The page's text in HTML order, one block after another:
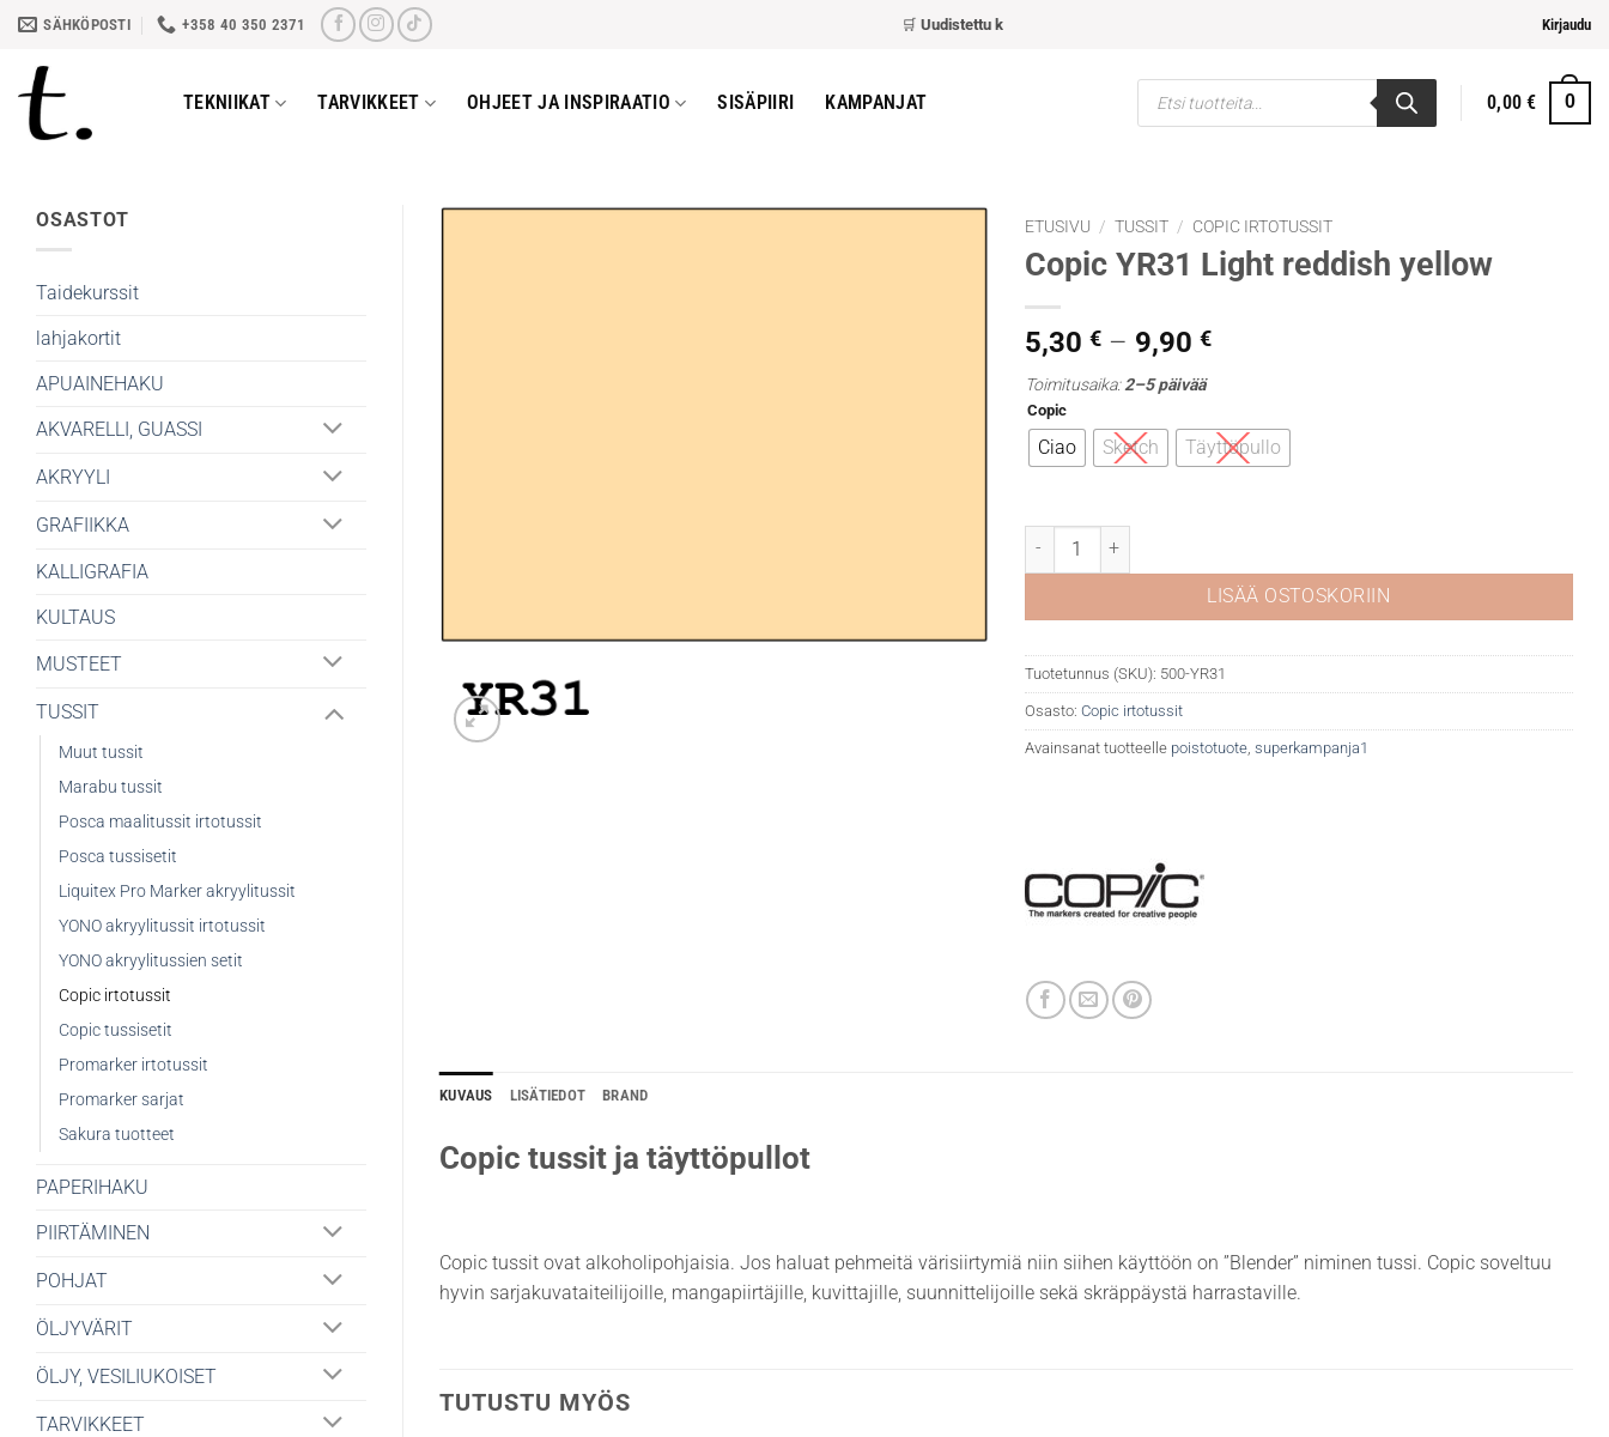
Skip
content
SÄHKÖPOSTI +358 40 350 2371 Uudistettu kassa Kirjaudu
TEKNIIKAT TARVIKKEET OHJEET JA INSPIRAATIO SISÄPIIRI KAMPANJAT
Products
search
0,00€ 0
OSASTOT
Taidekurssit
lahjakortit
APUAINEHAKU
AKVARELLI, GUASSI
AKRYYLI
GRAFIIKKA
KALLIGRAFIA
KULTAUS
MUSTEET
TUSSIT
Muut tussit
Marabu tussit
Posca maalitussit irtotussit
Posca tussisetit
Liquitex Pro Marker akryylitussit
YONO akryylitussit irtotussit
YONO akryylitussien setit
Copic irtotussit
Copic tussisetit
Promarker irtotussit
Promarker sarjat
Sakura tuotteet
PAPERIHAKU
PIIRTÄMINEN
POHJAT
ÖLJYVÄRIT
ÖLJY, VESILIUKOISET
TARVIKKEET
ETUSIVU / TUSSIT / COPIC IRTOTUSSIT
Copic YR31 Light reddish yellow
5,30 € – 9,90 €Hintaluokka:
9,90 €
Toimitusaika:2–5 päivää
Copic
Ciao Sketch Täyttöpullo
Copic YR31 Light reddish yellow määrä
LISÄÄ OSTOSKORIIN
Tuotetunnus (SKU): 500-YR31
Osasto: Copic irtotussit
Avainsanat tuotteelle poistotuote, superkampanja1
KUVAUS LISÄTIEDOT BRAND
Copic tussit ja täyttöpullot
Copic tussit ovat alkoholipohjaisia. Jos haluat pehmeitä värisiirtymiä niin siihen käyttöön on ”Blender” niminen tussi. Copic soveltuu
hyvin sarjakuvataiteilijoille, mangapiirtäjille, kuvittajille, suunnittelijoille sekä skräppäystä harrastaville.
TUTUSTU MYÖS